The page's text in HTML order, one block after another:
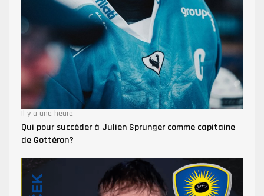
Il y a une heure
Qui pour succéder à Julien Sprunger comme capitaine
de Gottéron?